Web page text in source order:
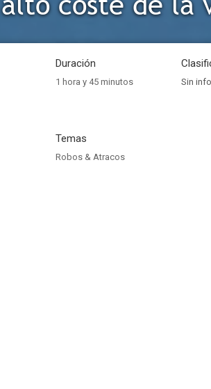
Duración
1 hora y 45 minutos Sin
Temas
Robos & Atracos